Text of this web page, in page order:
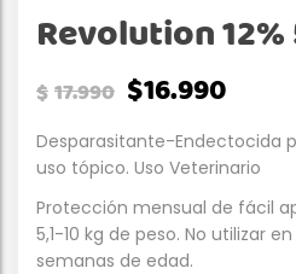
Revolution 12%
$17.990 $16.990
Desparasitante-Endectocida
uso tópico. Uso Veterinario
Protección mensual de fácil
5,1-10 kg de peso. No utilizar
semanas de edad.